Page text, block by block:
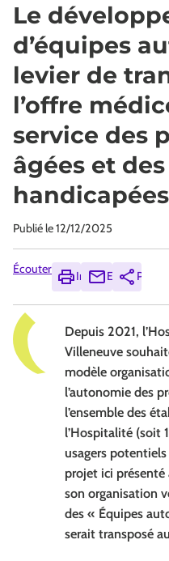
Le
d’équipes
levier de
l’offre
service des
âgées et
handicapées
Publié le12/12/2025
Écouter
ImprimerEnvoyer
Depuis 2021,
Villeneuve
modèle
l’autonomie des
l’ensemble des
l’Hospitalité (soit
usagers
projet ici
son organisation
des « Équipes
serait transposé